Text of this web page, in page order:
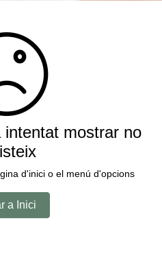
intentat mostrar no
d'inici o el menú d'opcions
a Inici